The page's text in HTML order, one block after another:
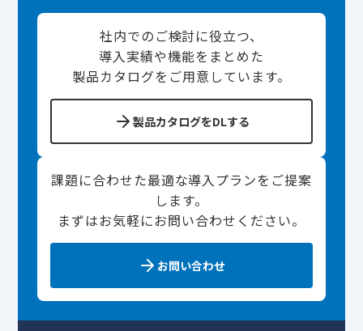
社内でのご検討に役立つ、
導入実績や機能をまとめた
製品カタログをご用意しています。
製品カタログをDLする
課題に合わせた最適な導入プランをご提案
します。
まずはお気軽にお問い合わせください。
お問い合わせ